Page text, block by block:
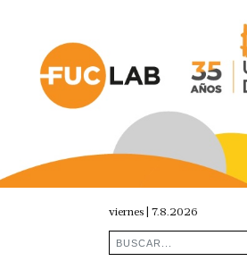
viernes | 7.8.2026